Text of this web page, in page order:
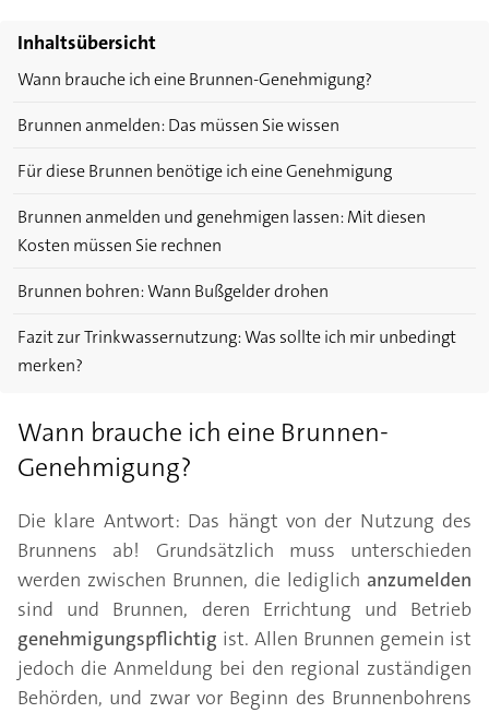
Inhaltsübersicht
Wann brauche ich eine Brunnen-Genehmigung?
Brunnen anmelden: Das müssen Sie wissen
Für diese Brunnen benötige ich eine Genehmigung
Brunnen anmelden und genehmigen lassen: Mit diesen
Kosten müssen Sie rechnen
Brunnen bohren: Wann Bußgelder drohen
Fazit zur Trinkwassernutzung: Was sollte ich mir unbedingt
merken?
Wann brauche ich eine Brunnen-
Genehmigung?
Die klare Antwort: Das hängt von der Nutzung des
Brunnens ab! Grundsätzlich muss unterschieden
werden zwischen Brunnen, die lediglich anzumelden
sind und Brunnen, deren Errichtung und Betrieb
genehmigungspflichtig ist. Allen Brunnen gemein ist
jedoch die Anmeldung bei den regional zuständigen
Behörden, und zwar vor Beginn des Brunnenbohrens